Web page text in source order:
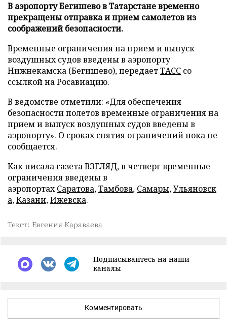
В аэропорту Бегишево в Татарстане временно
прекращены отправка и прием самолетов из
соображений безопасности.
Временные ограничения на прием и выпуск
воздушных судов введены в аэропорту
Нижнекамска (Бегишево), передаетТАСС со
ссылкой на Росавиацию.
В ведомстве отметили: «Для обеспечения
безопасности полетов временные ограничения на
прием и выпуск воздушных судов введены в
аэропорту». О сроках снятия ограничений пока не
сообщается.
Как писала газета ВЗГЛЯД, в четверг временные
ограничения введены в
аэропортахСаратова,Тамбова, Самары,Ульяновск
а,Казани,Ижевска.
Текст: Евгения Караваева
Подписывайтесь на наши
каналы
Комментировать